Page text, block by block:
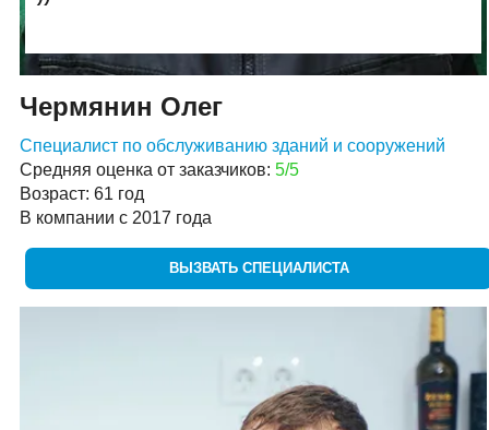
Чермянин Олег
Специалист по обслуживанию зданий и сооружений
Средняя оценка от заказчиков: 5/5
Возраст: 61 год
В компании с 2017 года
ВЫЗВАТЬ СПЕЦИАЛИСТА